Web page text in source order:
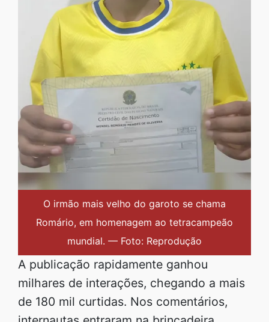
O irmão mais velho do garoto se chama
Romário, em homenagem ao tetracampeão
mundial. — Foto: Reprodução
A publicação rapidamente ganhou
milhares de interações, chegando a mais
de 180 mil curtidas. Nos comentários,